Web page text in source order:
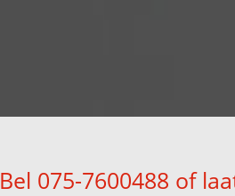
Bel 075-7600488 of